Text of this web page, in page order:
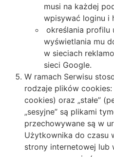
musi na każdej
wpisywać loginu i
określania profilu
wyświetlania mu
w sieciach
sieci Google.
W ramach Serwisu
rodzaje plików cookies:
cookies) oraz „stałe”
„sesyjne” są plikami
przechowywane są w
Użytkownika do czasu
strony internetowej lub